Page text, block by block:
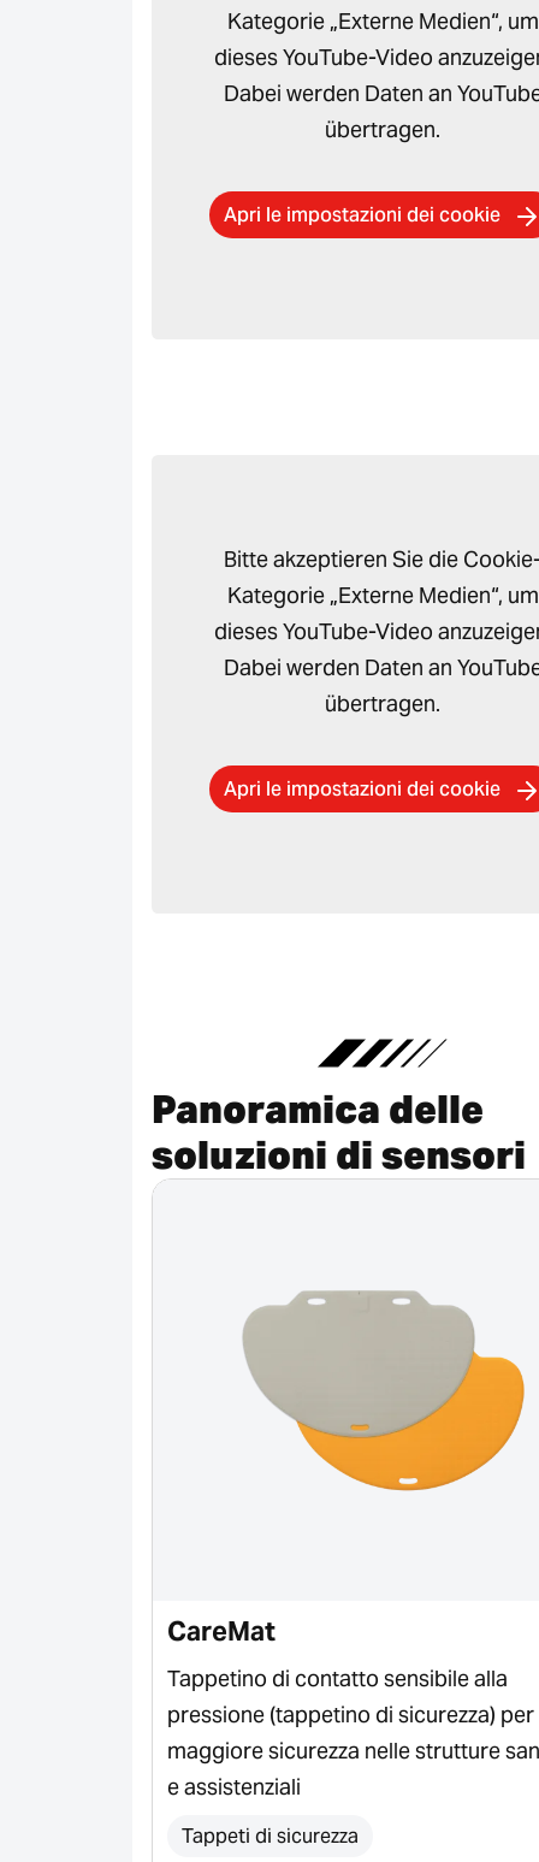
Kategorie „Externe Medien“, um
dieses YouTube-Video
Dabei werden Daten an
übertragen.
Apri le impostazioni dei cookie
Bitte akzeptieren Sie die
Kategorie „Externe Medien“, um
dieses YouTube-Video
Dabei werden Daten an
übertragen.
Apri le impostazioni dei cookie
Panoramica delle
soluzioni di sensori
CareMat
Tappetino di contatto sensibile alla
pressione (tappetino di sicurezza) per
maggiore sicurezza nelle strutture
e assistenziali
Tappeti di sicurezza